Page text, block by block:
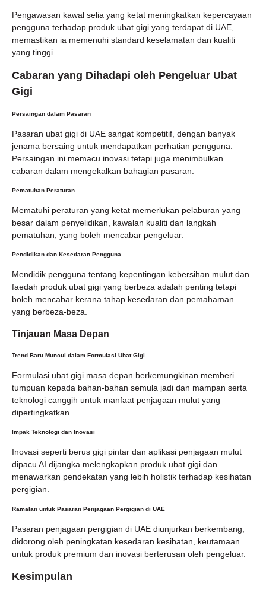
Pengawasan kawal selia yang ketat meningkatkan kepercayaan
pengguna terhadap produk ubat gigi yang terdapat di UAE,
memastikan ia memenuhi standard keselamatan dan kualiti
yang tinggi.
Cabaran yang Dihadapi oleh Pengeluar Ubat
Gigi
Persaingan dalam Pasaran
Pasaran ubat gigi di UAE sangat kompetitif, dengan banyak
jenama bersaing untuk mendapatkan perhatian pengguna.
Persaingan ini memacu inovasi tetapi juga menimbulkan
cabaran dalam mengekalkan bahagian pasaran.
Pematuhan Peraturan
Mematuhi peraturan yang ketat memerlukan pelaburan yang
besar dalam penyelidikan, kawalan kualiti dan langkah
pematuhan, yang boleh mencabar pengeluar.
Pendidikan dan Kesedaran Pengguna
Mendidik pengguna tentang kepentingan kebersihan mulut dan
faedah produk ubat gigi yang berbeza adalah penting tetapi
boleh mencabar kerana tahap kesedaran dan pemahaman
yang berbeza-beza.
Tinjauan Masa Depan
Trend Baru Muncul dalam Formulasi Ubat Gigi
Formulasi ubat gigi masa depan berkemungkinan memberi
tumpuan kepada bahan-bahan semula jadi dan mampan serta
teknologi canggih untuk manfaat penjagaan mulut yang
dipertingkatkan.
Impak Teknologi dan Inovasi
Inovasi seperti berus gigi pintar dan aplikasi penjagaan mulut
dipacu AI dijangka melengkapkan produk ubat gigi dan
menawarkan pendekatan yang lebih holistik terhadap kesihatan
pergigian.
Ramalan untuk Pasaran Penjagaan Pergigian di UAE
Pasaran penjagaan pergigian di UAE diunjurkan berkembang,
didorong oleh peningkatan kesedaran kesihatan, keutamaan
untuk produk premium dan inovasi berterusan oleh pengeluar.
Kesimpulan